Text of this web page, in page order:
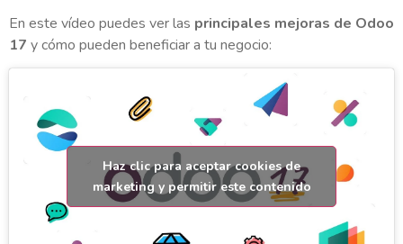
En este vídeo puedes ver las principales mejoras de Odoo
17 y cómo pueden beneficiar a tu negocio:
Haz clic para aceptar cookies de
marketing y permitir este contenido